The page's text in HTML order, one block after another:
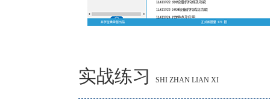
实战练习 SHI ZHAN LIAN XI